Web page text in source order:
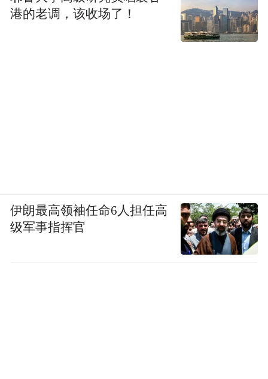
港的老调，该收场了！
伊朗最高领袖任命6人担任高
级军事指挥官